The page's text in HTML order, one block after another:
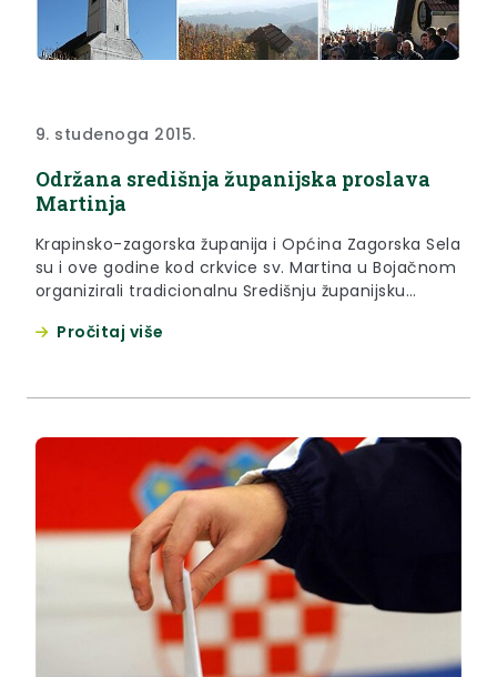
9. studenoga 2015.
Održana središnja županijska proslava
Martinja
Krapinsko-zagorska županija i Općina Zagorska Sela
su i ove godine kod crkvice sv. Martina u Bojačnom
organizirali tradicionalnu Središnju županijsku
Pročitaj više